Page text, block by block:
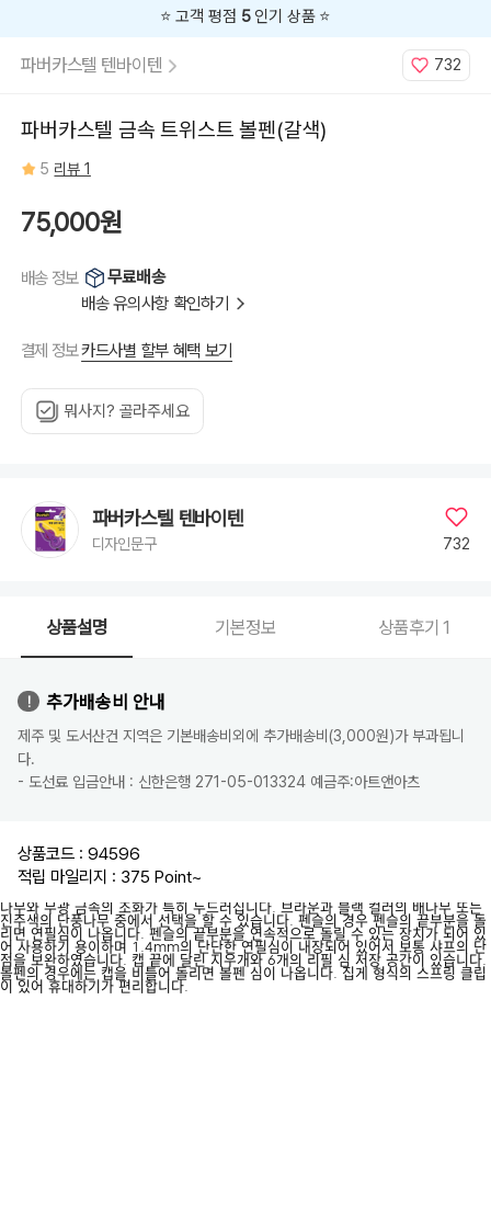
⭐️ 고객 평점 5인기 상품 ⭐️
파버카스텔 텐바이텐 732
파버카스텔 금속 트위스트 볼펜(갈색)
5 리뷰 1
75,000원
배송 정보
무료배송
배송 유의사항 확인하기
결제 정보카드사별 할부 혜택 보기
뭐사지? 골라주세요
파버카스텔 텐바이텐
디자인문구 732
상품설명 기본정보 상품후기1
추가배송비 안내
제주 및 도서산건 지역은 기본배송비외에 추가배송비(3,000원)가 부과됩니
다.
- 도선료 입금안내 : 신한은행 271-05-013324 예금주:아트앤아츠
상품코드 : 94596
적립 마일리지 : 375 Point~
나무와 무광 금속의 조화가 특히 두드러집니다. 브라운과 블랙 컬러의 배나무 또는
진주색의 단풍나무 중에서 선택을 할 수 있습니다. 펜슬의 경우 펜슬의 끝부분을 돌
리면 연필심이 나옵니다. 펜슬의 끝부분을 연속적으로 돌릴 수 있는 장치가 되어 있
어 사용하기 용이하며 1.4mm의 단단한 연필심이 내장되어 있어서 보통 샤프의 단
점을 보완하였습니다. 캡 끝에 달린 지우개와 6개의 리필 심 저장 공간이 있습니다.
볼펜의 경우에는 캡을 비틀어 돌리면 볼펜 심이 나옵니다. 집게 형식의 스프링 클립
이 있어 휴대하기가 편리합니다.